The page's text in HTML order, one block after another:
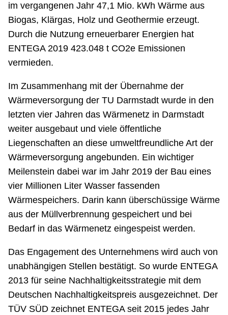
im vergangenen Jahr 47,1 Mio. kWh Wärme aus
Biogas, Klärgas, Holz und Geothermie erzeugt.
Durch die Nutzung erneuerbarer Energien hat
ENTEGA 2019 423.048 t CO2e Emissionen
vermieden.
Im Zusammenhang mit der Übernahme der
Wärmeversorgung der TU Darmstadt wurde in den
letzten vier Jahren das Wärmenetz in Darmstadt
weiter ausgebaut und viele öffentliche
Liegenschaften an diese umweltfreundliche Art der
Wärmeversorgung angebunden. Ein wichtiger
Meilenstein dabei war im Jahr 2019 der Bau eines
vier Millionen Liter Wasser fassenden
Wärmespeichers. Darin kann überschüssige Wärme
aus der Müllverbrennung gespeichert und bei
Bedarf in das Wärmenetz eingespeist werden.
Das Engagement des Unternehmens wird auch von
unabhängigen Stellen bestätigt. So wurde ENTEGA
2013 für seine Nachhaltigkeitsstrategie mit dem
Deutschen Nachhaltigkeitspreis ausgezeichnet. Der
TÜV SÜD zeichnet ENTEGA seit 2015 jedes Jahr